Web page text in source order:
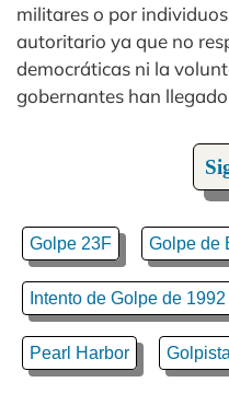
militares o por
autoritario ya que no
democráticas ni la
gobernantes han
Golpe 23F Golpe de
Intento de Golpe de
Pearl Harbor Golpista